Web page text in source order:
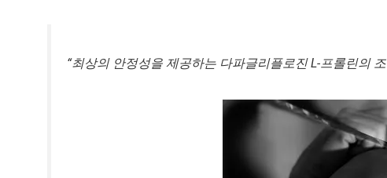
“최상의 안정성을 제공하는 다파글리플로진 L-프롤린의